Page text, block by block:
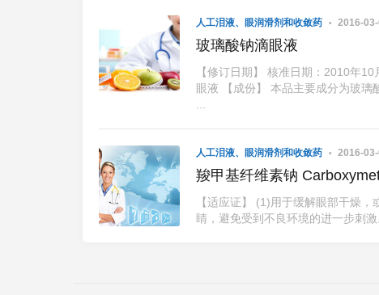
人工泪液、眼润滑剂和收敛药 2016-
玻璃酸钠滴眼液
【修订日期】 核准日期：2010年
眼液 【成份】 本品主要成分为玻
人工泪液、眼润滑剂和收敛药 2016-
羧甲基纤维素钠
【适应证】 (1)用于缓解眼部干燥
睛，避免受到不良环境的进一步刺